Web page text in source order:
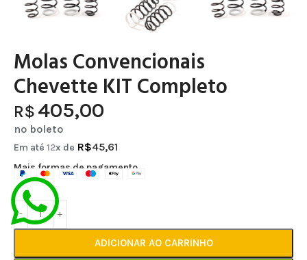
Molas Convencionais
Chevette KIT Completo
R$ 405,00
no boleto
Em até 12x de R$45,61
Mais formas de pagamento
ADICIONAR AO CARRINHO